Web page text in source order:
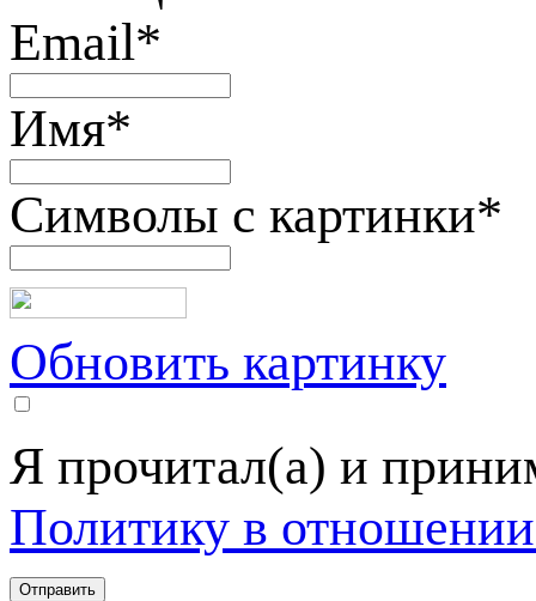
Email*
Имя*
Символы с картинки*
Обновить картинку
Я прочитал(а) и
Политику в